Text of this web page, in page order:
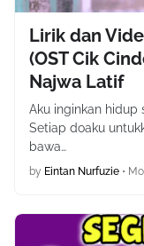
Lirik dan
(OST Cik
Najwa Latif
Aku inginkan hidup
Setiap doaku
bawa…
by Eintan Nurfuzie •